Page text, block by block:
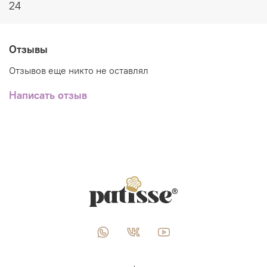
24
Отзывы
Отзывов еще никто не оставлял
Написать отзыв